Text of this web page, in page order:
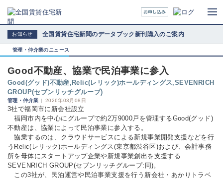
お知らせ 全国賃貸住宅新聞のデータブック新刊購入のご案内
管理・仲介業のニュース
Good不動産、協業で民泊事業に参入
Good(グッド)不動産,Relic(レリック)ホールディングス,SEVENRICH
GROUP(セブンリッチグループ)
管理・仲介業 | 2026年03月08日
3社で福岡市に新会社設立
福岡市内を中心にグループで約2万9000戸を管理するGood(グッド)
不動産は、協業によって民泊事業に参入する。
協業するのは、クラウドサービスによる新規事業開発支援などを行
うRelic(レリック)ホールディングス(東京都渋谷区)および、会計事務
所を母体にスタートアップ企業や新規事業創出を支援する
SEVENRICH GROUP(セブンリッチグループ:同)。
この3社が、民泊運営や民泊事業支援を行う新会社・あかりトラベ